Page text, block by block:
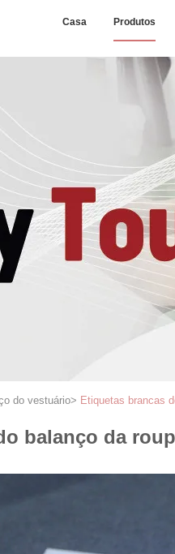
Casa Produtos
do vestuário> Etiquetas brancas
balanço da